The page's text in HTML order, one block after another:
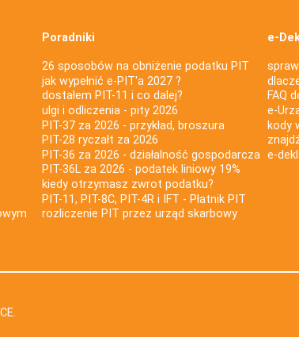
Poradniki
26 sposobów na obniżenie podatku PIT
jak wypełnić e-PIT'a 2027 ?
dostałem PIT-11 i co dalej?
ulgi i odliczenia - pity 2026
PIT-37 za 2026 - przykład, broszura
PIT-28 ryczałt za 2026
PIT-36 za 2026 - działalność gospodarcza
PIT-36L za 2026 - podatek liniowy 19%
kiedy otrzymasz zwrot podatku?
PIT-11, PIT-8C, PIT-4R i IFT - Płatnik PIT
rozliczenie PIT przez urząd skarbowy
e-
FAQ
e-
kody
e-